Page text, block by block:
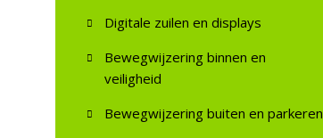
Digitale zuilen en displays
Bewegwijzering binnen en
veiligheid
Bewegwijzering buiten en parkeren